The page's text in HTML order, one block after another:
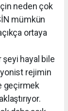
neden çok
mümkün
ortaya
hayal bile
rejimin
geçirmek